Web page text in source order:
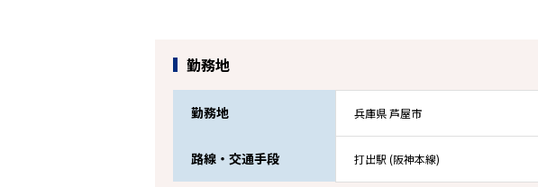
勤務地
勤務地 兵庫県 芦屋市
路線・交通手段 打出駅 (阪神本線)